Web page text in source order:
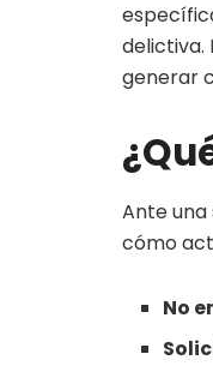
delictiva.
generar
Ante
cómo
No